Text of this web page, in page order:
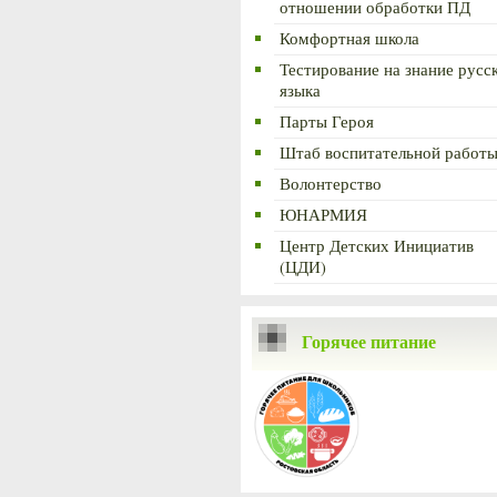
отношении обработки ПД
Комфортная школа
Тестирование на знание
языка
Парты Героя
Штаб воспитательной работы
Волонтерство
ЮНАРМИЯ
Центр Детских Инициатив
(ЦДИ)
Горячее питание